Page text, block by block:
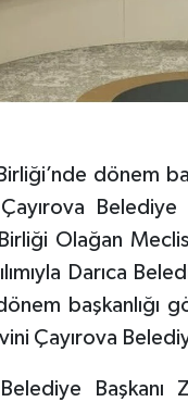
dönem
Çayırova
Olağan
Darıca
başkanlığı
Çayırova
Başkanı